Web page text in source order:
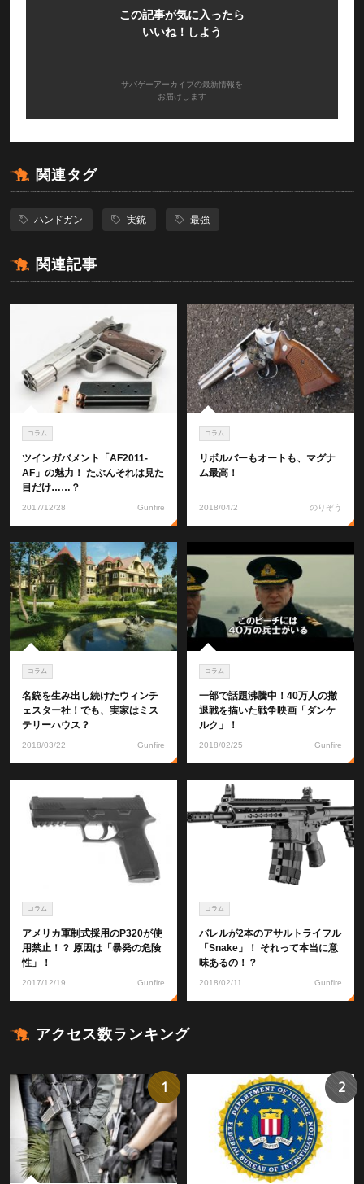
この記事が気に入ったら
いいね！しよう
サバゲーアーカイブの最新情報を
お届けします
関連タグ
ハンドガン 実銃 最強
関連記事
コラム
ツインガバメント「AF2011-
AF」の魅力！ たぶんそれは見た
目だけ……？
2017/12/28 Gunfire
コラム
リボルバーもオートも、マグナ
ム最高！
2018/04/2 のりぞう
コラム
名銃を生み出し続けたウィンチ
ェスター社！でも、実家はミス
テリーハウス？
2018/03/22 Gunfire
コラム
一部で話題沸騰中！40万人の撤
退戦を描いた戦争映画「ダンケ
ルク」！
2018/02/25 Gunfire
コラム
アメリカ軍制式採用のP320が使
用禁止！？ 原因は「暴発の危険
性」！
2017/12/19 Gunfire
コラム
バレルが2本のアサルトライフル
「Snake」！ それって本当に意
味あるの！？
2018/02/11 Gunfire
アクセス数ランキング
1 2